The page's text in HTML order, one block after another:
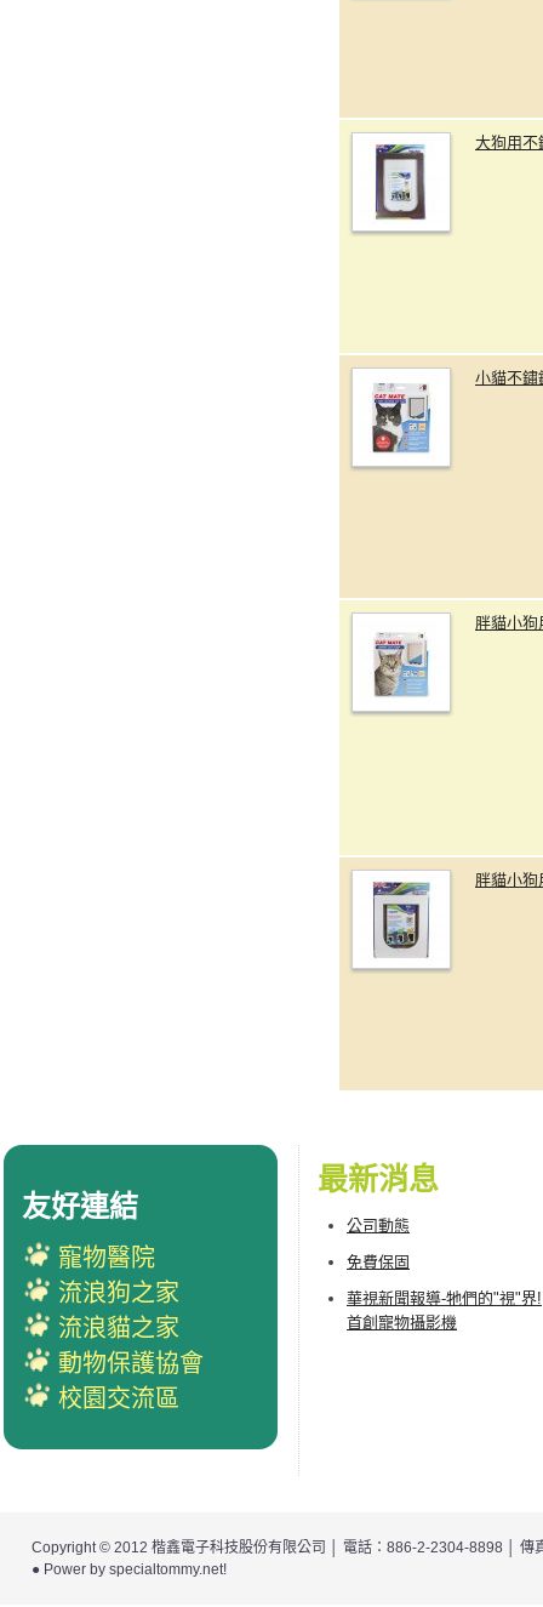
大狗用不
小貓不鏽
胖貓小狗
胖貓小狗
最新消息
公司動態
免費保固
華視新聞報導-牠們的"視"界!
首創寵物攝影機
友好連結
寵物醫院
流浪狗之家
流浪貓之家
動物保護協會
校園交流區
Copyright © 2012 楷鑫電子科技股份有限公司
│ 電話：886-2-2304-8898 │
● Power by specialtommy.net!